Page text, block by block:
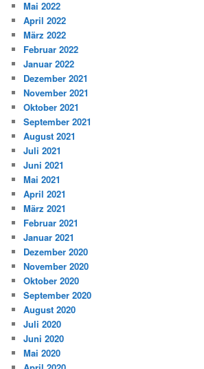
Mai 2022
April 2022
März 2022
Februar 2022
Januar 2022
Dezember 2021
November 2021
Oktober 2021
September 2021
August 2021
Juli 2021
Juni 2021
Mai 2021
April 2021
März 2021
Februar 2021
Januar 2021
Dezember 2020
November 2020
Oktober 2020
September 2020
August 2020
Juli 2020
Juni 2020
Mai 2020